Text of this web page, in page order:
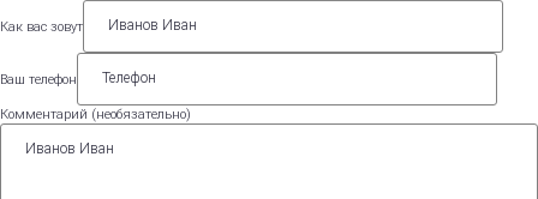
Как вас зовут
Ваш телефон
Комментарий (необязательно)